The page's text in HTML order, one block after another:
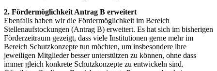
2. Fördermöglichkeit Antrag B erweitert
Ebenfalls haben wir die Fördermöglichkeit im Bereich
Stellenaufstockungen (Antrag B) erweitert. Es hat sich im bisherigen
Förderzeitraum gezeigt, dass viele Institutionen gerne mehr im
Bereich Schutzkonzepte tun möchten, um insbesondere ihre
jeweiligen Mitglieder besser unterstützen zu können, ohne dass
immer gleich konkrete Schutzkonzepte zu entwickeln sind.